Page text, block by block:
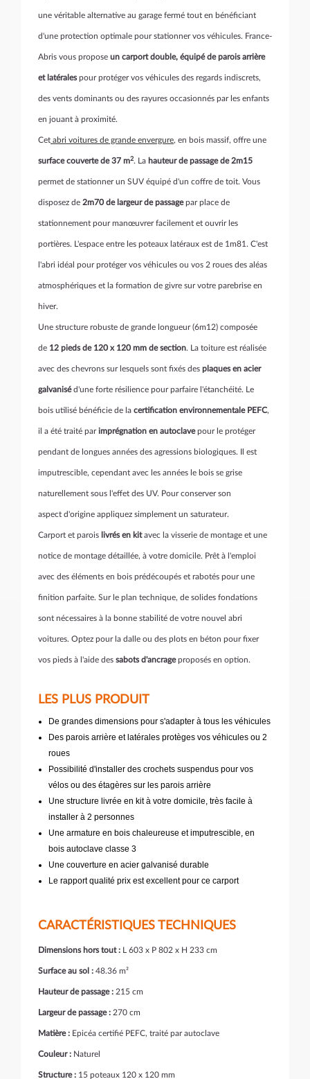
une véritable alternative au garage fermé tout en bénéficiant
d'une protection optimale pour stationner vos véhicules. France-
Abris vous propose un carport double, équipé de parois arrière
et latéralespour protéger vos véhicules des regards indiscrets,
des vents dominants ou des rayures occasionnés par les enfants
en jouant à proximité.
Cet abri voitures de grande envergure, en bois massif, offre une
surface couverte de 37 m2. La hauteur de passage de 2m15
permet de stationner un SUV équipé d'un coffre de toit. Vous
disposez de 2m70 de largeur de passagepar place de
stationnement pour manœuvrer facilement et ouvrir les
portières. L'espace entre les poteaux latéraux est de 1m81. C'est
l'abri idéal pour protéger vos véhicules ou vos 2 roues des aléas
atmosphériques et la formation de givre sur votre parebrise en
hiver.
Une structure robuste de grande longueur (6m12) composée
de 12 pieds de 120 x 120 mm de section. La toiture est réalisée
avec des chevrons sur lesquels sont fixés des plaques en acier
galvaniséd'une forte résilience pour parfaire l'étanchéité. Le
bois utilisé bénéficie de la certification environnementale PEFC,
il a été traité parimprégnation en autoclavepour le protéger
pendant de longues années des agressions biologiques. Il est
imputrescible, cependant avec les années le bois se grise
naturellement sous l'effet des UV. Pour conserver son
aspect d'origine appliquez simplement un saturateur.
Carport et parois livrés en kitavec la visserie de montage et une
notice de montage détaillée, à votre domicile. Prêt à l'emploi
avec des éléments en bois prédécoupés et rabotés pour une
finition parfaite. Sur le plan technique, de solides fondations
sont nécessaires à la bonne stabilité de votre nouvel abri
voitures. Optez pour la dalle ou des plots en béton pour fixer
vos pieds à l'aide des sabots d'ancrageproposés en option.
LES PLUS PRODUIT
De grandes dimensions pour s'adapter à tous les véhicules
Des parois arrière et latérales protèges vos véhicules ou 2
roues
Possibilité d'installer des crochets suspendus pour vos
vélos ou des étagères sur les parois arrière
Une structure livrée en kit à votre domicile, très facile à
installer à 2 personnes
Une armature en bois chaleureuse et imputrescible, en
bois autoclave classe 3
Une couverture en acier galvanisé durable
Le rapport qualité prix est excellent pour ce carport
CARACTÉRISTIQUES TECHNIQUES
Dimensions hors tout : L 603 x P 802 x H 233 cm
Surface au sol : 48.36 m²
Hauteur de passage : 215 cm
Largeur de passage : 270 cm
Matière : Epicéa certifié PEFC, traité par autoclave
Couleur : Naturel
Structure : 15 poteaux 120 x 120 mm